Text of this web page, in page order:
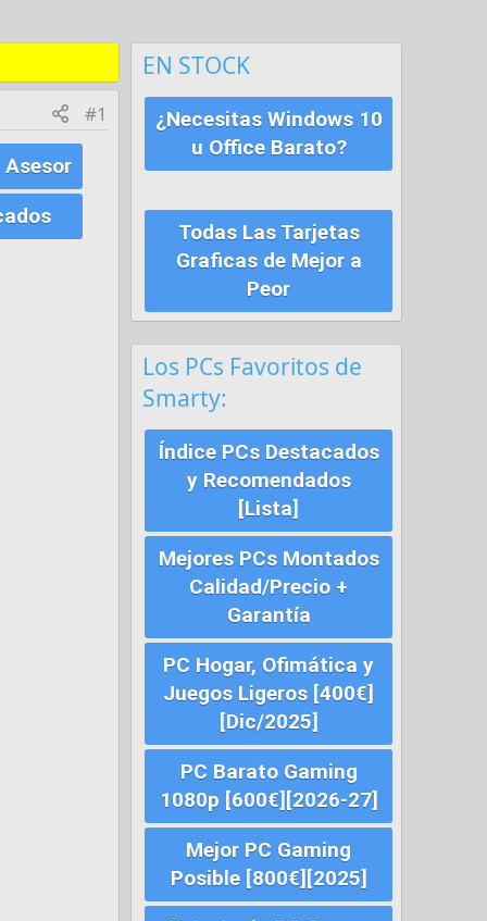
#1
EN STOCK
¿Necesitas Windows 10
u Office Barato?
Todas Las Tarjetas
Graficas de Mejor a
Peor
Los PCs Favoritos de
Smarty:
Índice PCs Destacados
y Recomendados
[Lista]
Mejores PCs Montados
Calidad/Precio +
Garantía
PC Hogar, Ofimática y
Juegos Ligeros [400€]
[Dic/2025]
PC Barato Gaming
1080p [600€][2026-27]
Mejor PC Gaming
Posible [800€][2025]